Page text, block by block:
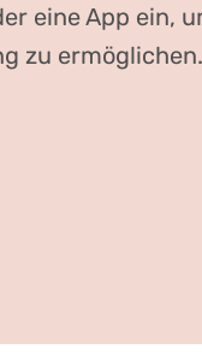
eine App ein,
zu ermöglichen.